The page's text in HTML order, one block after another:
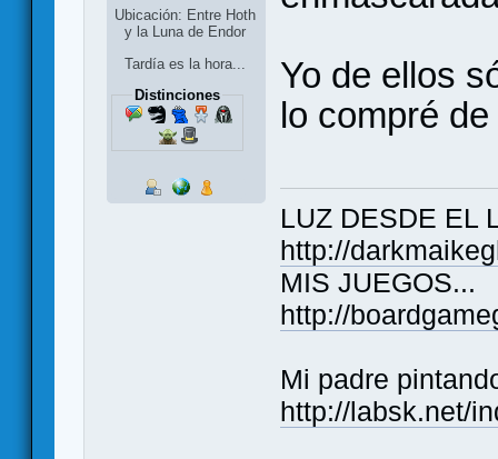
Ubicación: Entre Hoth
y la Luna de Endor
Tardía es la hora...
Distinciones
Yo de ellos
lo compré
LUZ DESDE EL
http://
MIS JUEGOS...
http://
Mi padre
http://labsk.net/